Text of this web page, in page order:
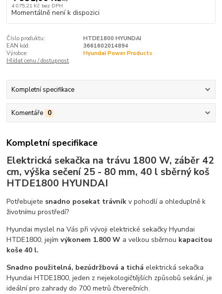
4 075,21 Kč bez DPH
Momentálně není k dispozici
Číslo produktu:
HTDE1800 HYUNDAI
EAN kód:
3661602014894
Výrobce:
Hyundai Power Products
Hlídat cenu / dostupnost
Kompletní specifikace
Komentáře 0
Kompletní specifikace
Elektrická sekačka na trávu 1800 W, záběr 42
cm, výška sečení 25 - 80 mm, 40 l sběrný koš
HTDE1800 HYUNDAI
Potřebujete snadno posekat trávník v pohodlí a ohleduplně k
životnímu prostředí?
Hyundai myslel na Vás při vývoji elektrické sekačky Hyundai
HTDE1800, jejímvýkonem 1.800 W a velkou sběrnou kapacitou
koše 40 l.
Snadno použitelná, bezúdržbová a tichá elektrická sekačka
Hyundai HTDE1800, jeden z nejekologičtějších způsobů sekání, je
ideální pro zahrady do 700 metrů čtverečních.